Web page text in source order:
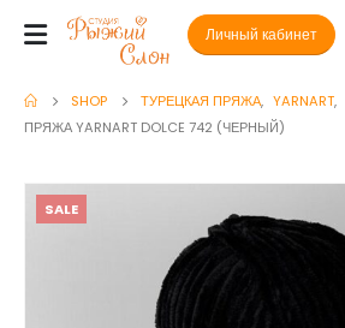
Личный кабинет
SHOP ТУРЕЦКАЯ ПРЯЖА, YARNART,
ПРЯЖА YARNART DOLCE 742 (ЧЕРНЫЙ)
SALE